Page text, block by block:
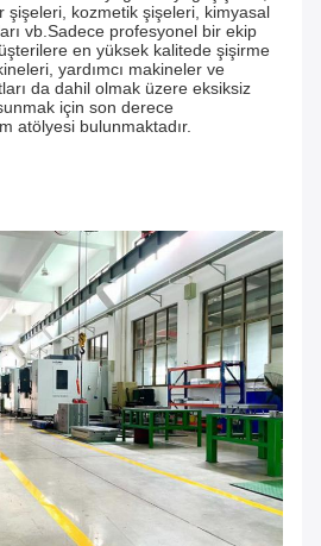
şişeleri, kozmetik şişeleri, kimyasal
vb.Sadece profesyonel bir ekip
en yüksek kalitede şişirme
yardımcı makineler ve
da dahil olmak üzere eksiksiz
için son derece
atölyesi bulunmaktadır.